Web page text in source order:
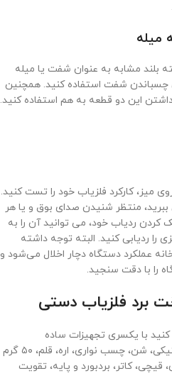
میله
بلند مشابه به عنوان شفت یا میله
چسباندن شفت استفاده کنید. همچنین
این دو قطعه به هم استفاده کنید.
میز، کارکرد فلزیاب خود را تست کنید.
منتظر شنیدن صدای بوق و یا هر
ردیاب خود، می توانید آن را به
را ردیابی کنید. البته توجه داشته
عملکرد دستگاه دچار اخلال می‌شود و
را با دقت سنجید.
برد فلزیاب دستی
با یکسری تجهیزات ساده
میتوانید.جام بزرگ یا بشقاب پلاستیکی، شن، چسب نواری، اره، قلم، ۵٠ گرم
کاتر، بردبورد و پایه، تقویت